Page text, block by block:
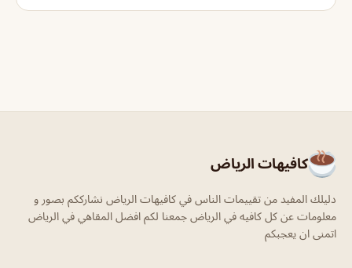
كافيهات الرياض
دليلك المفيد من تقييمات الناس في كافيهات الرياض نشارككم بصور و
معلومات عن كل كافيه في الرياض جمعنا لكم افضل المقاهي في الرياض
اتمنى ان يعجبكم